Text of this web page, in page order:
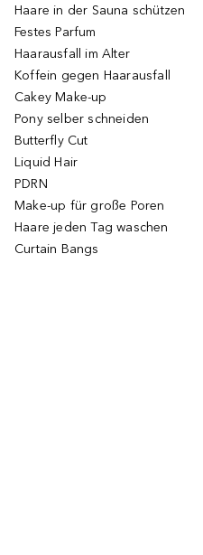
Haare in der Sauna schützen
Festes Parfum
Haarausfall im Alter
Koffein gegen Haarausfall
Cakey Make-up
Pony selber schneiden
Butterfly Cut
Liquid Hair
PDRN
Make-up für große Poren
Haare jeden Tag waschen
Curtain Bangs